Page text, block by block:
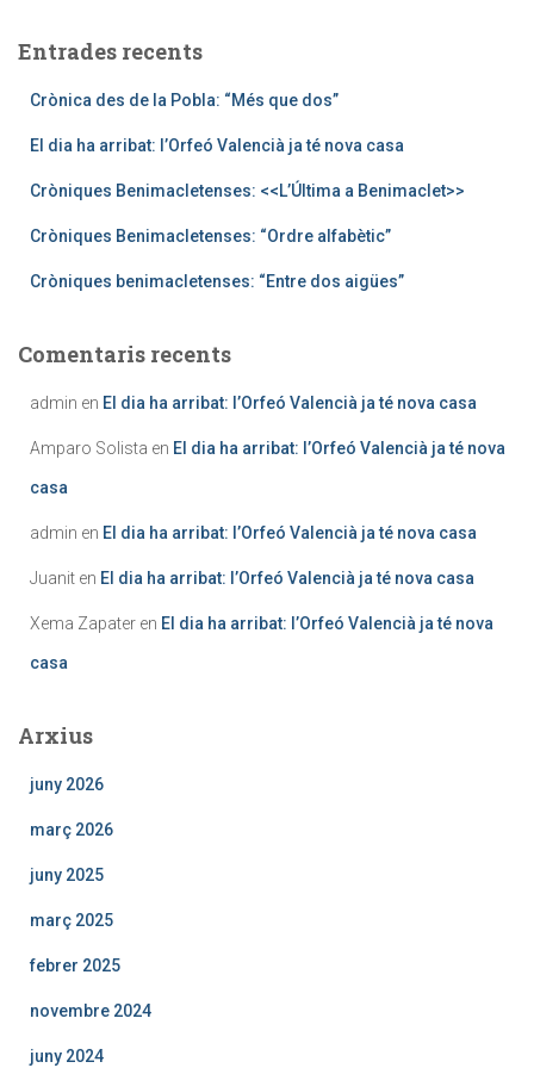
:Entrades recents
Crònica des de la Pobla: “Més que dos”
El dia ha arribat: l’Orfeó Valencià ja té nova casa
Cròniques Benimacletenses: <<L’Última a Benimaclet>>
Cròniques Benimacletenses: “Ordre alfabètic”
Cròniques benimacletenses: “Entre dos aigües”
Comentaris recents
admin en El dia ha arribat: l’Orfeó Valencià ja té nova casa
Amparo Solista en El dia ha arribat: l’Orfeó Valencià ja té nova
casa
admin en El dia ha arribat: l’Orfeó Valencià ja té nova casa
Juanit en El dia ha arribat: l’Orfeó Valencià ja té nova casa
Xema Zapater en El dia ha arribat: l’Orfeó Valencià ja té nova
casa
Arxius
juny 2026
març 2026
juny 2025
març 2025
febrer 2025
novembre 2024
juny 2024